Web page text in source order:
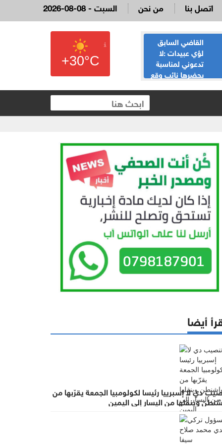
2026-08-08 - السبت من نحن اتصل بنا
القاضي السابق
لؤي عبيدات :لا
تدعوني لمناسبة
يحضرها نائب وقع
الحياصات ينفي
صحة انباء صدور
نتائج الثانوية العامة
غدا الخميس
+30°C
كأس العالم 2026 التي تنطلق يوم
تضم
والأرجنتين، حيث يستهل المنتخب مشواره بلقاء النمسا يوم 17 المقبل، ثم
ستمثل
جعيدي،
أحمد
أيضا
دي لا إسبرييا رئيسا لكولومبيا الجمعة يقرّبها من
وينقلها من اليسار إلى اليمين